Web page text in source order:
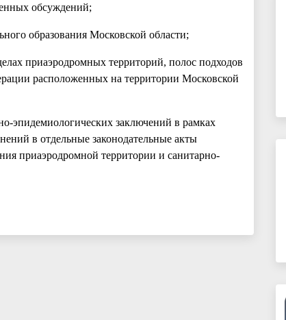
обсуждений;
образования Московской области;
приаэродромных территорий, полос подходов
расположенных на территории Московской
эпидемиологических заключений в рамках
в отдельные законодательные акты
приаэродромной территории и санитарно-